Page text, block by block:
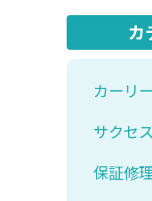
カ
カーリ
サクセ
保証修